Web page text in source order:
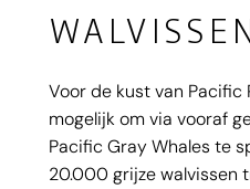
Voor de kust van Pacific
mogelijk om via vooraf
Pacific Gray Whales te
20.000 grijze walvissen